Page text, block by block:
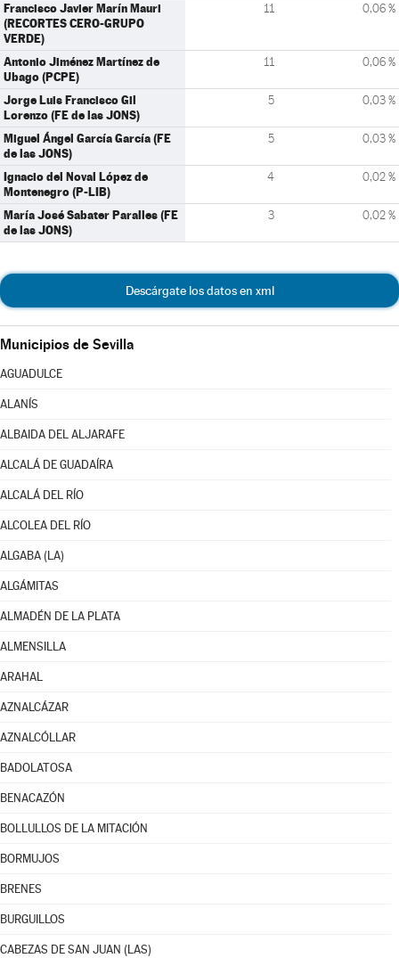
Francisco Javier Marín Mauri
(RECORTES CERO-GRUPO
VERDE)
11 0,06 %
Antonio Jiménez Martínez de
Ubago (PCPE)
11 0,06 %
Jorge Luis Francisco Gil
Lorenzo (FE de las JONS)
5 0,03 %
Miguel Ángel García García (FE
de las JONS)
5 0,03 %
Ignacio del Noval López de
Montenegro (P-LIB)
4 0,02 %
María José Sabater Paralles (FE
de las JONS)
3 0,02 %
Descárgate los datos en xml
Municipios de Sevilla
AGUADULCE
ALANÍS
ALBAIDA DEL ALJARAFE
ALCALÁ DE GUADAÍRA
ALCALÁ DEL RÍO
ALCOLEA DEL RÍO
ALGABA (LA)
ALGÁMITAS
ALMADÉN DE LA PLATA
ALMENSILLA
ARAHAL
AZNALCÁZAR
AZNALCÓLLAR
BADOLATOSA
BENACAZÓN
BOLLULLOS DE LA MITACIÓN
BORMUJOS
BRENES
BURGUILLOS
CABEZAS DE SAN JUAN (LAS)